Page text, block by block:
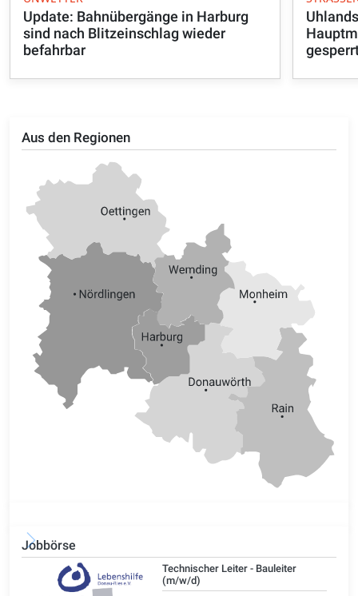
Aus den Regionen
Jobbörse
Technischer Leiter - Bauleiter
(m/w/d)
Update: Bahnübergänge in Harburg
sind nach Blitzeinschlag wieder
befahrbar